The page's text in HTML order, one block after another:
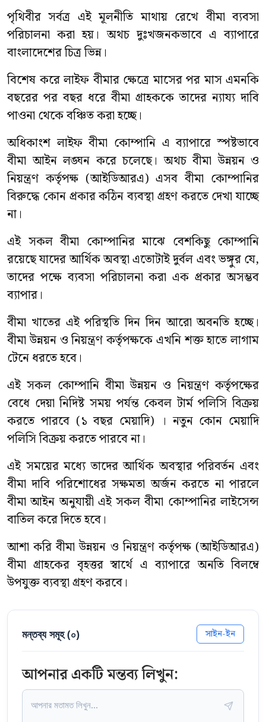
পৃথিবীর সর্বত্র এই মূলনীতি মাথায় রেখে বীমা ব্যবসা
পরিচালনা করা হয়। অথচ দুঃখজনকভাবে এ ব্যাপারে
বাংলাদেশের চিত্র ভিন্ন।
বিশেষ করে লাইফ বীমার ক্ষেত্রে মাসের পর মাস এমনকি
বছরের পর বছর ধরে বীমা গ্রাহককে তাদের ন্যায্য দাবি
পাওনা থেকে বঞ্চিত করা হচ্ছে।
অধিকাংশ লাইফ বীমা কোম্পানি এ ব্যাপারে স্পষ্টভাবে
বীমা আইন লঙ্ঘন করে চলেছে। অথচ বীমা উন্নয়ন ও
নিয়ন্ত্রণ কর্তৃপক্ষ (আইডিআরএ) এসব বীমা কোম্পানির
বিরুদ্ধে কোন প্রকার কঠিন ব্যবস্থা গ্রহণ করতে দেখা যাচ্ছে
না।
এই সকল বীমা কোম্পানির মাঝে বেশকিছু কোম্পানি
রয়েছে যাদের আর্থিক অবস্থা এতোটাই দুর্বল এবং ভঙ্গুর যে,
তাদের পক্ষে ব্যবসা পরিচালনা করা এক প্রকার অসম্ভব
ব্যাপার।
বীমা খাতের এই পরিস্থতি দিন দিন আরো অবনতি হচ্ছে।
বীমা উন্নয়ন ও নিয়ন্ত্রণ কর্তৃপক্ষকে এখনি শক্ত হাতে লাগাম
টেনে ধরতে হবে।
এই সকল কোম্পানি বীমা উন্নয়ন ও নিয়ন্ত্রণ কর্তৃপক্ষের
বেধে দেয়া নিদিষ্ট সময় পর্যন্ত কেবল টার্ম পলিসি বিক্রয়
করতে পারবে (১ বছর মেয়াদি) । নতুন কোন মেয়াদি
পলিসি বিক্রয় করতে পারবে না।
এই সময়ের মধ্যে তাদের আর্থিক অবস্থার পরিবর্তন এবং
বীমা দাবি পরিশোধের সক্ষমতা অর্জন করতে না পারলে
বীমা আইন অনুযায়ী এই সকল বীমা কোম্পানির লাইসেন্স
বাতিল করে দিতে হবে।
আশা করি বীমা উন্নয়ন ও নিয়ন্ত্রণ কর্তৃপক্ষ (আইডিআরএ)
বীমা গ্রাহকের বৃহত্তর স্বার্থে এ ব্যাপারে অনতি বিলম্বে
উপযুক্ত ব্যবস্থা গ্রহণ করবে।
মন্তব্য সমূহ (০) সাইন-ইন
আপনার একটি মন্তব্য লিখুন: